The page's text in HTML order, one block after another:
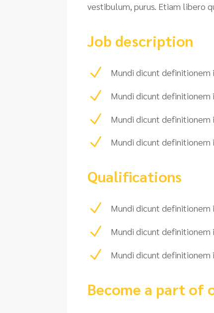
vestibulum, purus. Etiam libero
Job description
N Mundi dicunt definitionem
N Mundi dicunt definitionem
N Mundi dicunt definitionem
N Mundi dicunt definitionem
Qualifications
N Mundi dicunt definitionem
N Mundi dicunt definitionem
N Mundi dicunt definitionem
Become a part of